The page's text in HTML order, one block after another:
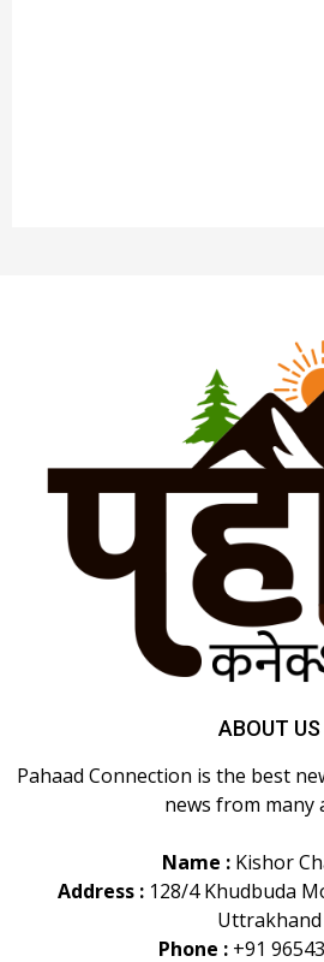
ABOUT US
Pahaad Connection is the best
news from many
Name : Kishor
Address : 128/4 Khudbuda
Uttrakhand
Phone : +91